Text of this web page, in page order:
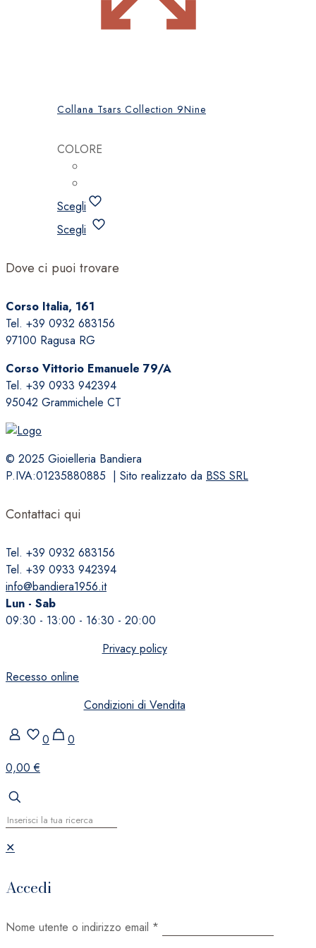
Collana Tsars Collection 9Nine
COLORE
Scegli
Scegli Questo
più
Le
opzioni
possono
scelte
nella
pagina
Dove ci puoi trovare
Corso Italia, 161
Tel. +39 0932 683156
97100 Ragusa RG
Corso Vittorio Emanuele 79/A
Tel. +39 0933 942394
95042 Grammichele CT
© 2025 Gioielleria Bandiera
P.IVA:01235880885 | Sito realizzato da BSS SRL
Contattaci qui
Tel. +39 0932 683156
Tel. +39 0933 942394
info@bandiera1956.it
Lun - Sab
09:30 - 13:00 - 16:30 - 20:00
Privacy policy
Recesso online
Condizioni di Vendita
0
0
0,00 €
✕
Accedi
Nome utente o indirizzo email *